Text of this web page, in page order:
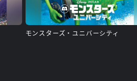
モンスターズ・ユニバーシティ